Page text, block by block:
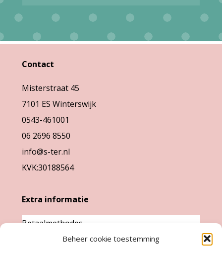
Beheer cookie toestemming
kan
Contact
Misterstraat 45
7101 ES Winterswijk
0543-461001
06 2696 8550
info@s-ter.nl
KVK:30188564
Extra informatie
Betaalmethodes
Garantie & klachten